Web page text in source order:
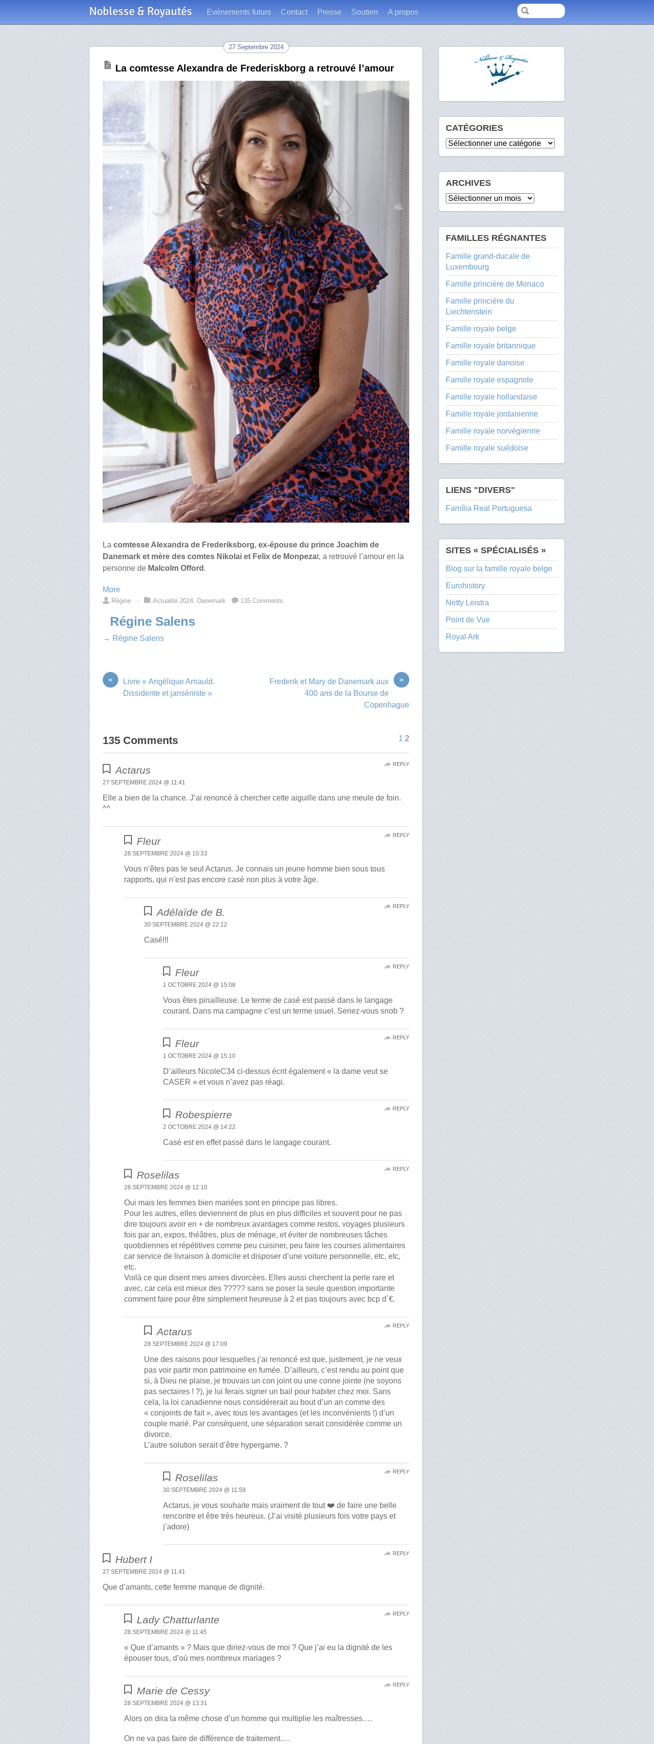
Noblesse & Royautés Evénements futurs Contact Presse Soutien A propos
27 Septembre 2024
La comtesse Alexandra de Frederiskborg a retrouvé l’amour
Lacomtesse Alexandra de Frederiksborg, ex-épouse du prince Joachim de
Danemark et mère des comtes Nikolai et Felix de Monpezat, a retrouvé l’amour en la
personne de Malcolm Offord .
More
Régine ⋅ Actualité 2024 Danemark 135 Comments
Régine Salens
→ Régine Salens
«
Livre « Angélique Arnauld.
Dissidente et janséniste »
»
Frederik et Mary de Danemark aux
400 ans de la Bourse de
Copenhague
135 Comments 1 2
Actarus
27 SEPTEMBRE 2024 @ 11:41
Elle a bien de la chance. J’ai renoncé à chercher cette aiguille dans une meule de foin.
^^
REPLY
Fleur
28 SEPTEMBRE 2024 @ 10:33
Vous n’êtes pas le seul Actarus. Je connais un jeune homme bien sous tous
rapports, qui n’est pas encore casé non plus à votre âge.
REPLY
Adélaïde de B.
30 SEPTEMBRE 2024 @ 22:12
Casé!!!
REPLY
Fleur
1 OCTOBRE 2024 @ 15:08
Vous êtes pinailleuse. Le terme de casé est passé dans le langage
courant. Dans ma campagne c’est un terme usuel. Seriez-vous snob ?
REPLY
Fleur
1 OCTOBRE 2024 @ 15:10
D’ailleurs NicoleC34 ci-dessus écrit également « la dame veut se
CASER » et vous n’avez pas réagi.
REPLY
Robespierre
2 OCTOBRE 2024 @ 14:22
Casé est en effet passé dans le langage courant.
REPLY
Roselilas
28 SEPTEMBRE 2024 @ 12:10
Oui mais les femmes bien mariées sont en principe pas libres.
Pour les autres, elles deviennent de plus en plus difficiles et souvent pour ne pas
dire toujours avoir en + de nombreux avantages comme restos, voyages plusieurs
fois par an, expos, théâtres, plus de ménage, et éviter de nombreuses tâches
quotidiennes et répétitives comme peu cuisiner, peu faire les courses alimentaires
car service de livraison à domicile et disposer d’une voiture personnelle, etc, etc,
etc.
Voilà ce que disent mes amies divorcées. Elles aussi cherchent la perle rare et
avec, car cela est mieux des ????? sans se poser la seule question importante
comment faire pour être simplement heureuse à 2 et pas toujours avec bcp d´€.
REPLY
Actarus
28 SEPTEMBRE 2024 @ 17:09
Une des raisons pour lesquelles j’ai renoncé est que, justement, je ne veux
pas voir partir mon patrimoine en fumée. D’ailleurs, c’est rendu au point que
si, à Dieu ne plaise, je trouvais un con joint ou une conne jointe (ne soyons
pas sectaires ! ?), je lui ferais signer un bail pour habiter chez moi. Sans
cela, la loi canadienne nous considérerait au bout d’un an comme des
« conjoints de fait », avec tous les avantages (et les inconvénients !) d’un
couple marié. Par conséquent, une séparation serait considérée comme un
divorce.
L’autre solution serait d’être hypergame. ?
REPLY
Roselilas
30 SEPTEMBRE 2024 @ 11:59
Actarus, je vous souhaite mais vraiment de tout ❤️ de faire une belle
rencontre et être très heureux. (J’ai visité plusieurs fois votre pays et
j’adore)
REPLY
Hubert I
27 SEPTEMBRE 2024 @ 11:41
Que d’amants, cette femme manque de dignité.
REPLY
Lady Chatturlante
28 SEPTEMBRE 2024 @ 11:45
« Que d’amants » ? Mais que diriez-vous de moi ? Que j’ai eu la dignité de les
épouser tous, d’où mes nombreux mariages ?
REPLY
Marie de Cessy
28 SEPTEMBRE 2024 @ 13:31
Alors on dira la même chose d’un homme qui multiplie les maîtresses….
On ne va pas faire de différence de traitement….
REPLY
CATÉGORIES
Catégories
ARCHIVES
Archives
FAMILLES RÉGNANTES
Famille grand-ducale de
Luxembourg
Famille princière de Monaco
Famille princière du
Liechtenstein
Famille royale belge
Famille royale britannique
Famille royale danoise
Famille royale espagnole
Famille royale hollandaise
Famille royale jordanienne
Famille royale norvégienne
Famille royale suédoise
LIENS "DIVERS"
Família Real Portuguesa
SITES « SPÉCIALISÉS »
Blog sur la famille royale belge
Eurohistory
Netty Leistra
Point de Vue
Royal Ark